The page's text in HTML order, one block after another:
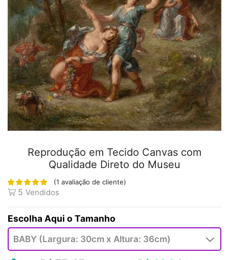
Reprodução em Tecido Canvas com
Qualidade Direto do Museu
(1 avaliação de cliente)
5 Vendidos
Tamanho